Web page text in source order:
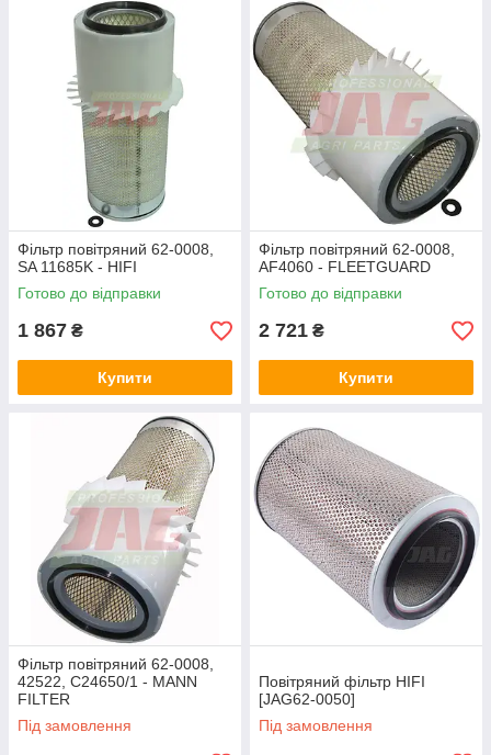
Фільтр повітряний 62-0008,
SA 11685K - HIFI
Готово до відправки
1 867 ₴
Купити
Фільтр повітряний 62-0008,
AF4060 - FLEETGUARD
Готово до відправки
2 721 ₴
Купити
Фільтр повітряний 62-0008,
42522, C24650/1 - MANN
FILTER
Під замовлення
Повітряний фільтр HIFI
[JAG62-0050]
Під замовлення